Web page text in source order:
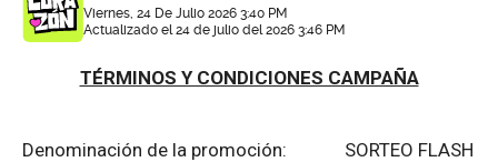
Viernes, 24 De Julio 2026 3:40 PM
Actualizado el 24 de julio del 2026 3:46 PM
TÉRMINOS Y CONDICIONES CAMPAÑA
Denominación de la promoción: SORTEO FLASH